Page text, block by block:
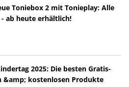
Toniebox 2 mit Tonieplay: Alle
- ab heute erhältlich!
2025: Die besten Gratis-
&amp; kostenlosen Produkte